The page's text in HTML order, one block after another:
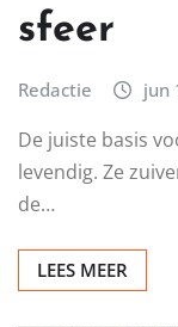
sfeer
Redactie jun
De juiste basis
levendig. Ze
de…
LEES MEER